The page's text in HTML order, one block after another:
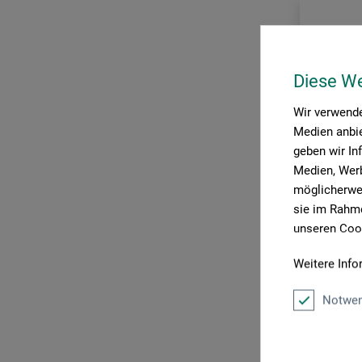
Diese
Wir
Medien
geben wir
Medien,
sie im
unseren
Weitere
Die